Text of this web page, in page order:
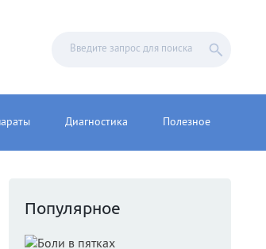
Диагностика Полезное
Популярное